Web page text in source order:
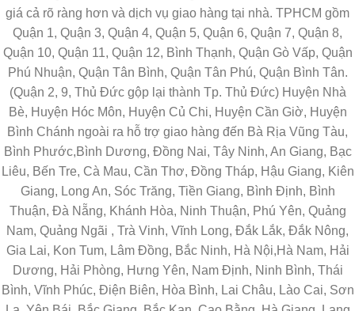
giá cả rõ ràng hơn và dịch vụ giao hàng tại nhà. TPHCM gồm
Quận 1, Quận 3, Quận 4, Quận 5, Quận 6, Quận 7, Quận 8,
Quận 10, Quận 11, Quận 12, Bình Thạnh, Quận Gò Vấp, Quận
Phú Nhuận, Quận Tân Bình, Quận Tân Phú, Quận Bình Tân.
(Quận 2, 9, Thủ Đức gộp lại thành Tp. Thủ Đức) Huyện Nhà
Bè, Huyện Hóc Môn, Huyện Củ Chi, Huyện Cần Giờ, Huyện
Bình Chánh ngoài ra hỗ trợ giao hàng đến Bà Rịa Vũng Tàu,
Bình Phước,Bình Dương, Đồng Nai, Tây Ninh, An Giang, Bạc
Liêu, Bến Tre, Cà Mau, Cần Thơ, Đồng Tháp, Hậu Giang, Kiên
Giang, Long An, Sóc Trăng, Tiền Giang, Bình Định, Bình
Thuận, Đà Nẵng, Khánh Hòa, Ninh Thuận, Phú Yên, Quảng
Nam, Quảng Ngãi , Trà Vinh, Vĩnh Long, Đắk Lắk, Đắk Nông,
Gia Lai, Kon Tum, Lâm Đồng, Bắc Ninh, Hà Nội,Hà Nam, Hải
Dương, Hải Phòng, Hưng Yên, Nam Định, Ninh Bình, Thái
Bình, Vĩnh Phúc, Điện Biên, Hòa Bình, Lai Châu, Lào Cai, Sơn